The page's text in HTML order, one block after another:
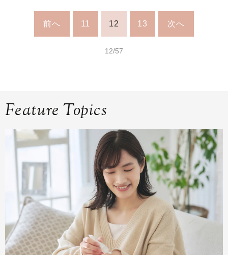
前へ 11 12 13 次へ
12/57
Feature Topics